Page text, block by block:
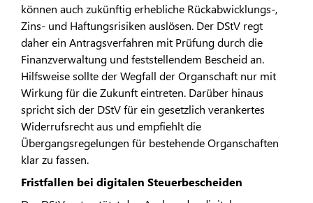
können auch zukünftig erhebliche Rückabwicklungs-,
Zins- und Haftungsrisiken auslösen. Der DStV regt
daher ein Antragsverfahren mit Prüfung durch die
Finanzverwaltung und feststellendem Bescheid an.
Hilfsweise sollte der Wegfall der Organschaft nur mit
Wirkung für die Zukunft eintreten. Darüber hinaus
spricht sich der DStV für ein gesetzlich verankertes
Widerrufsrecht aus und empfiehlt die
Übergangsregelungen für bestehende Organschaften
klar zu fassen.
Fristfallen bei digitalen Steuerbescheiden